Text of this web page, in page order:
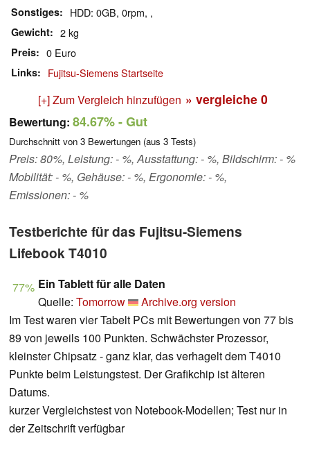
Sonstiges HDD: 0GB, 0rpm, ,
Gewicht 2 kg
Preis 0 Euro
Links Fujitsu-Siemens Startseite
[+] Zum Vergleich hinzufügen » vergleiche 0
Bewertung: 84.67%- Gut
Durchschnitt von 3 Bewertungen (aus 3 Tests)
Preis: 80%, Leistung: - %, Ausstattung: - %, Bildschirm: - %
Mobilität: - %, Gehäuse: - %, Ergonomie: - %,
Emissionen: - %
Testberichte für das Fujitsu-Siemens
Lifebook T4010
77% Ein Tablett für alle Daten
Quelle: Tomorrow
Archive.org version
Im Test waren vier Tabelt PCs mit Bewertungen von 77 bis
89 von jeweils 100 Punkten. Schwächster Prozessor,
kleinster Chipsatz - ganz klar, das verhagelt dem T4010
Punkte beim Leistungstest. Der Grafikchip ist älteren
Datums.
kurzer Vergleichstest von Notebook-Modellen; Test nur in
der Zeitschrift verfügbar